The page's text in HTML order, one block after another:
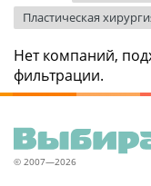
Пластическая
Нет компаний,
фильтрации.
© 2007—2026